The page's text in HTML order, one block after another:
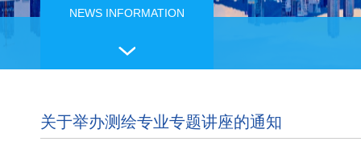
NEWS INFORMATION
关于举办测绘专业专题讲座的通知